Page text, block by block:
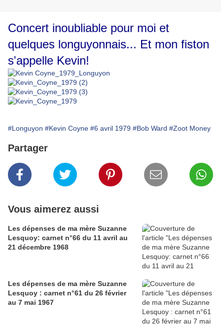
Concert inoubliable pour moi et
quelques longuyonnais... Et mon fiston
s'appelle Kevin!
#Longuyon #Kevin Coyne #6 avril 1979 #Bob Ward #Zoot Money
Partager
Vous aimerez aussi
Les dépenses de ma mère Suzanne
Lesquoy: carnet n°66 du 11 avril au
21 décembre 1968
Les dépenses de ma mère Suzanne
Lesquoy : carnet n°61 du 26 février
au 7 mai 1967